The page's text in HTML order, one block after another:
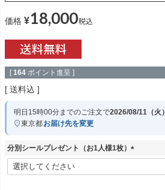
価格 ¥18,000税込
[ 164 ポイント進呈 ]
送料込
明日 15時00分までのご注文で2026/08/11（火）
東京都お届け先を変更
分別シールプレゼント（お1人様1枚）
(